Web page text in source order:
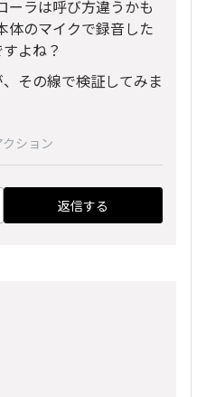
ーラは呼び方違うかも
体のマイクで録音した
よね？
その線で検証してみま
ション
返信する